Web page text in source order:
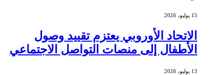
15 يوليو، 2026
الاتحاد الأوروبي يعتزم تقييد وصول
الأطفال إلى منصات التواصل الاجتماعي
13 يوليو، 2026